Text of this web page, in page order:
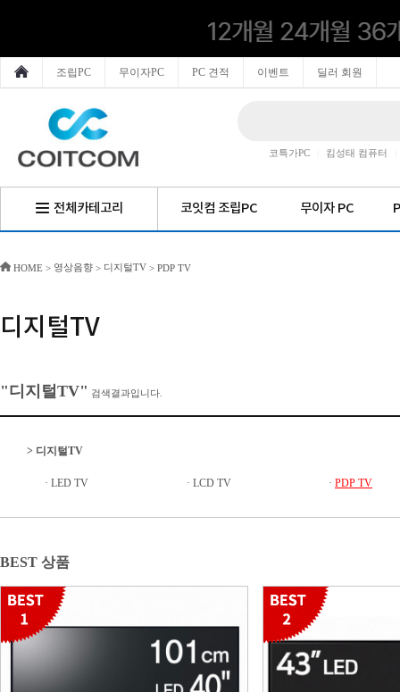
조립PC 무이자PC PC 견적 이벤트 딜러 회원
코특가PC 킴성태 컴퓨터
전체카테고리 코잇컴 조립PC 무이자 PC
HOME > 영상음향 > 디지털TV > PDP TV
디지털TV
"디지털TV" 검색결과입니다.
> 디지털TV
· LED TV · LCD TV · PDP TV
BEST 상품